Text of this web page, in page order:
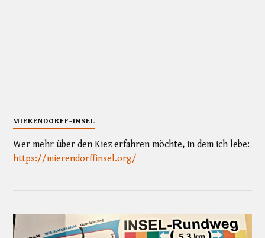
MIERENDORFF-INSEL
Wer mehr über den Kiez erfahren möchte, in dem ich lebe:
https://mierendorffinsel.org/